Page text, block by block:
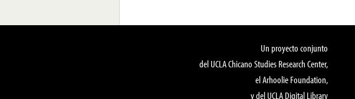
Un proyecto conjunto
del UCLA Chicano Studies Research Center,
el Arhoolie Foundation,
y del UCLA Digital Library